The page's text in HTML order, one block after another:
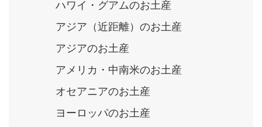
ハワイ・グアムのお土産
アジア（近距離）のお土産
アジアのお土産
アメリカ・中南米のお土産
オセアニアのお土産
ヨーロッパのお土産